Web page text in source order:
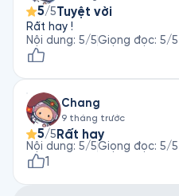
qua, được chiêm nghiệm lại
học mà mình đã rút ra sau
Tuệ Nghi vì tấm vé trên
đầy màu nhiệm!
5/5Tuyệt vời
Rất hay !
Nội dung: 5/5Giọng đọc: 5/5
Chang
9 tháng trước
5/5 Rất hay
Nội dung: 5/5Giọng đọc: 5/5
1